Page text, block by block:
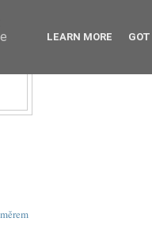
LEARN MORE